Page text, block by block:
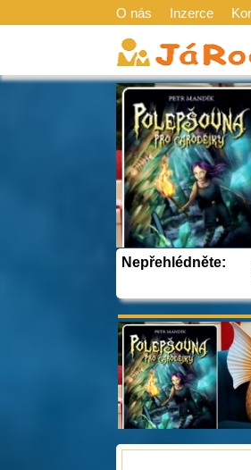
O nás Inzerce
Nepřehlédněte: